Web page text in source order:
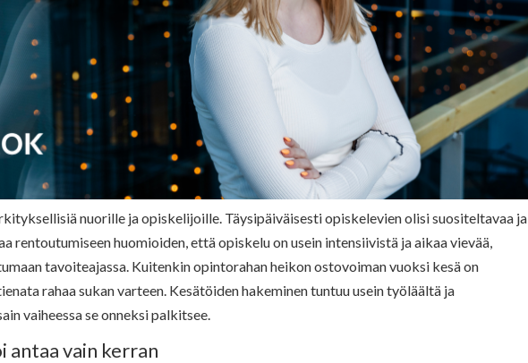
nuorille ja opiskelijoille. Täysipäiväisesti opiskelevien olisi suositeltavaa ja
rentoutumiseen huomioiden, että opiskelu on usein intensiivistä ja aikaa vievää,
tavoiteajassa. Kuitenkin opintorahan heikon ostovoiman vuoksi kesä on
rahaa sukan varteen. Kesätöiden hakeminen tuntuu usein työläältä ja
vaiheessa se onneksi palkitsee.
antaa vain kerran